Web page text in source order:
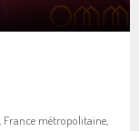
France métropolitaine,